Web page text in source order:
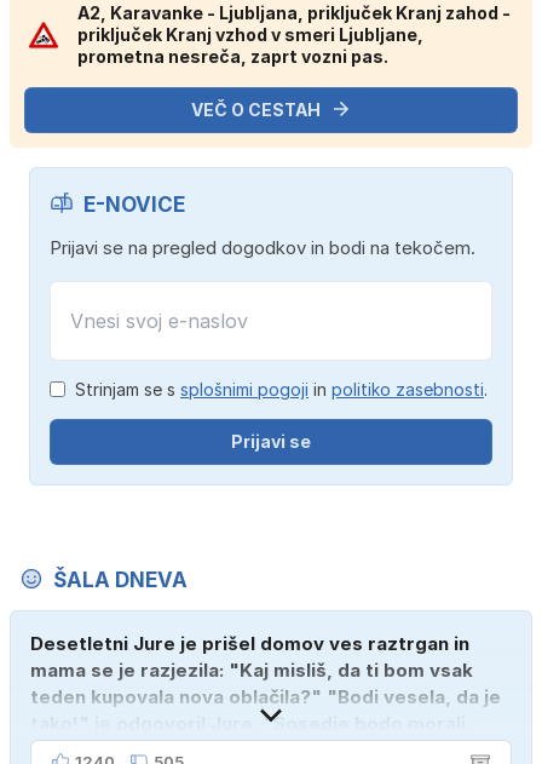
A2, Karavanke - Ljubljana, priključek Kranj zahod -
priključek Kranj vzhod v smeri Ljubljane,
prometna nesreča, zaprt vozni pas.
VEČ O CESTAH
E-NOVICE
Prijavi se na pregled dogodkov in bodi na tekočem.
Strinjam se s splošnimi pogoji in politiko zasebnosti.
Prijavi se
ŠALA DNEVA
Desetletni Jure je prišel domov ves raztrgan in
mama se je razjezila: "Kaj misliš, da ti bom vsak
teden kupovala nova oblačila?" "Bodi vesela, da je
tako!" je odgovoril Jure. "Sosedje bodo morali
kupiti novega sina, tako sem ga prebutal!"